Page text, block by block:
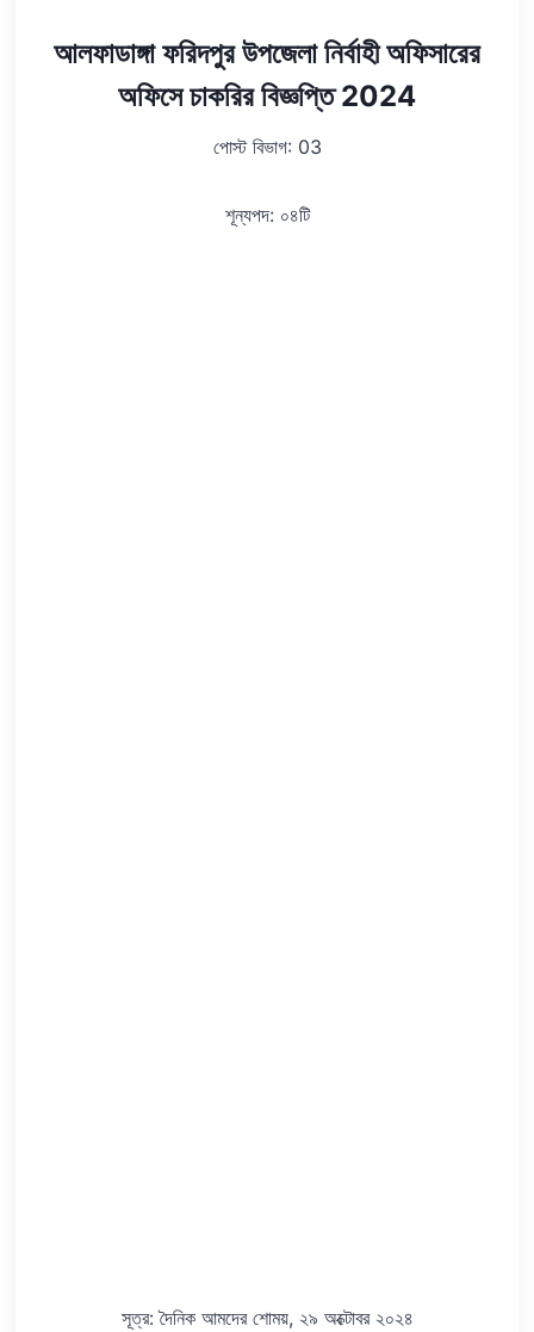
আলফাডাঙ্গা ফরিদপুর উপজেলা নির্বাহী অফিসারের
অফিসে চাকরির বিজ্ঞপ্তি 2024
পোস্ট বিভাগ: 03
শূন্যপদ: ০৪টি
সূত্র: দৈনিক আমদের শোময়, ২৯ অক্টোবর ২০২৪